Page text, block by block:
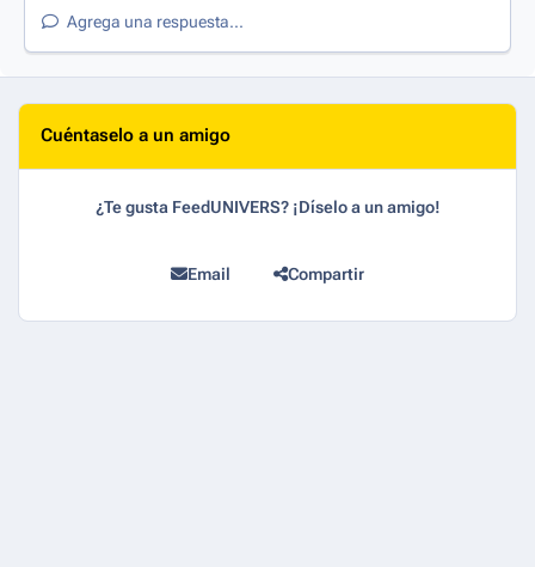
Agrega una respuesta...
Cuéntaselo a un amigo
¿Te gusta FeedUNIVERS? ¡Díselo a un amigo!
Email Compartir